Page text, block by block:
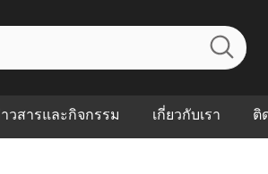
วสารและกิจกรรม เกี่ยวกับเรา ติ